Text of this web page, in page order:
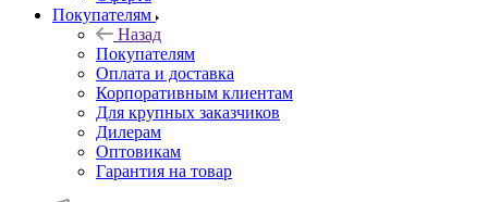
Покупателям
Назад
Покупателям
Оплата и доставка
Корпоративным клиентам
Для крупных заказчиков
Дилерам
Оптовикам
Гарантия на товар